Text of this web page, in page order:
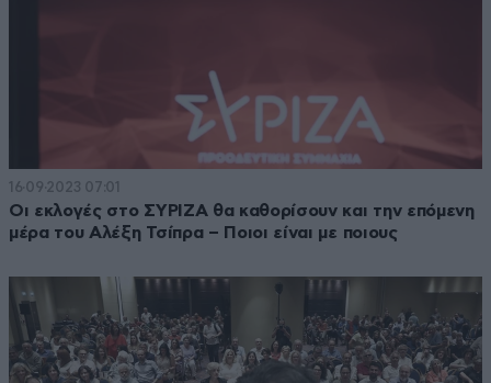
16·09·2023 07:01
Οι εκλογές στο ΣΥΡΙΖΑ θα καθορίσουν και την επόμενη
μέρα του Αλέξη Τσίπρα – Ποιοι είναι με ποιους